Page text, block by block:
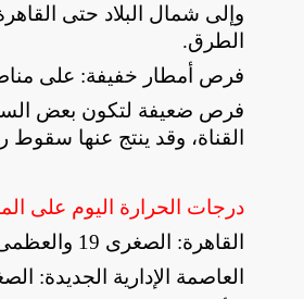
وإلى شمال البلاد حتى
الطرق.
​فرص أمطار خفيفة: على
​فرص ضعيفة لتكون بعض
القناة، وقد ينتج عنها
درجات الحرارة اليوم على
​القاهرة: الصغرى 19 والعظمى 31
​العاصمة الإدارية الجديدة: الصغرى 18